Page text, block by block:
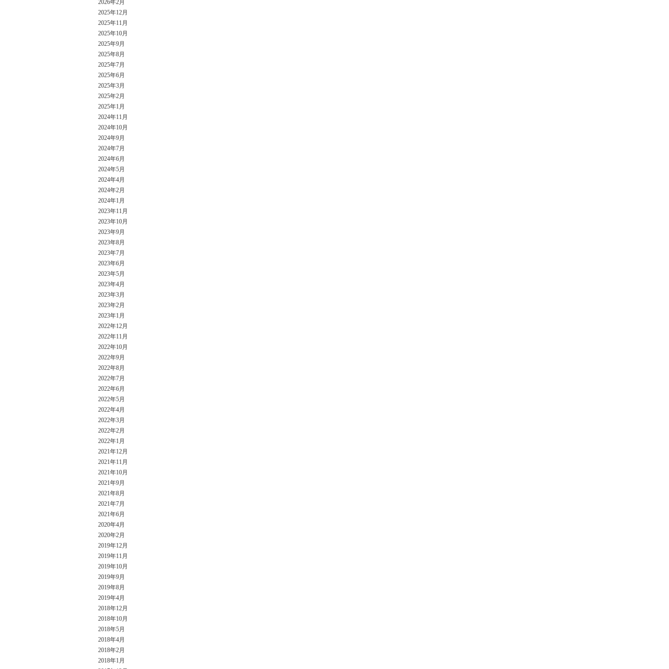
2026年2月
2025年12月
2025年11月
2025年10月
2025年9月
2025年8月
2025年7月
2025年6月
2025年3月
2025年2月
2025年1月
2024年11月
2024年10月
2024年9月
2024年7月
2024年6月
2024年5月
2024年4月
2024年2月
2024年1月
2023年11月
2023年10月
2023年9月
2023年8月
2023年7月
2023年6月
2023年5月
2023年4月
2023年3月
2023年2月
2023年1月
2022年12月
2022年11月
2022年10月
2022年9月
2022年8月
2022年7月
2022年6月
2022年5月
2022年4月
2022年3月
2022年2月
2022年1月
2021年12月
2021年11月
2021年10月
2021年9月
2021年8月
2021年7月
2021年6月
2020年4月
2020年2月
2019年12月
2019年11月
2019年10月
2019年9月
2019年8月
2019年4月
2018年12月
2018年10月
2018年5月
2018年4月
2018年2月
2018年1月